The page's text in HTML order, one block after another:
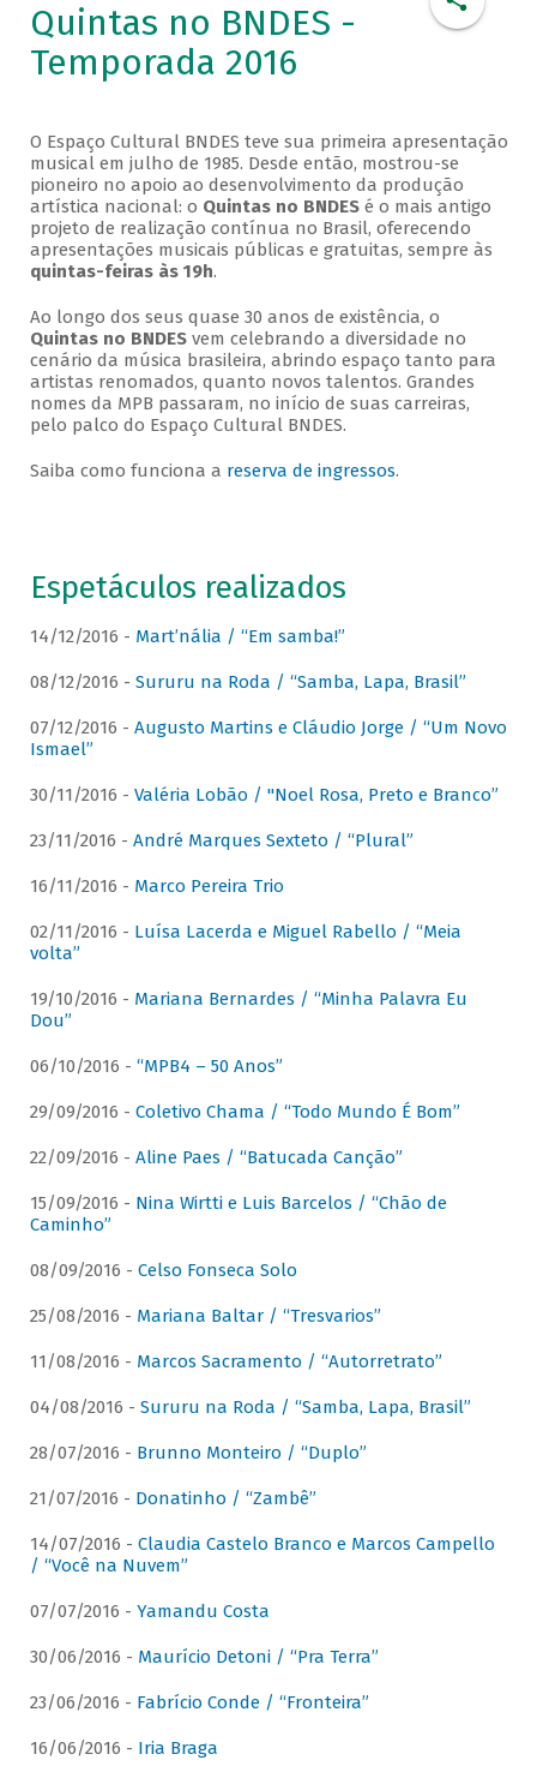
Quintas no BNDES -
Temporada 2016
O Espaço Cultural BNDES teve sua primeira apresentação
musical em julho de 1985. Desde então, mostrou-se
pioneiro no apoio ao desenvolvimento da produção
artística nacional: o Quintas no BNDESé o mais antigo
projeto de realização contínua no Brasil, oferecendo
apresentações musicais públicas e gratuitas, sempre às
quintas-feiras às 19h.
Ao longo dos seus quase 30 anos de existência, o
Quintas no BNDESvem celebrando a diversidade no
cenário da música brasileira, abrindo espaço tanto para
artistas renomados, quanto novos talentos. Grandes
nomes da MPB passaram, no início de suas carreiras,
pelo palco do Espaço Cultural BNDES.
Saiba como funciona a reserva de ingressos.
Espetáculos realizados
14/12/2016 - Mart’nália / “Em samba!”
08/12/2016 - Sururu na Roda / “Samba, Lapa, Brasil”
07/12/2016 - Augusto Martins e Cláudio Jorge / “Um Novo
Ismael”
30/11/2016 - Valéria Lobão / "Noel Rosa, Preto e Branco”
23/11/2016 - André Marques Sexteto / “Plural”
16/11/2016 - Marco Pereira Trio
02/11/2016 - Luísa Lacerda e Miguel Rabello / “Meia
volta”
19/10/2016 - Mariana Bernardes / “Minha Palavra Eu
Dou”
06/10/2016 - “MPB4 – 50 Anos”
29/09/2016 - Coletivo Chama / “Todo Mundo É Bom”
22/09/2016 - Aline Paes / “Batucada Canção”
15/09/2016 - Nina Wirtti e Luis Barcelos / “Chão de
Caminho”
08/09/2016 - Celso Fonseca Solo
25/08/2016 - Mariana Baltar / “Tresvarios”
11/08/2016 - Marcos Sacramento / “Autorretrato”
04/08/2016 - Sururu na Roda / “Samba, Lapa, Brasil”
28/07/2016 - Brunno Monteiro / “Duplo”
21/07/2016 - Donatinho / “Zambê”
14/07/2016 - Claudia Castelo Branco e Marcos Campello
/ “Você na Nuvem”
07/07/2016 - Yamandu Costa
30/06/2016 - Maurício Detoni / “Pra Terra”
23/06/2016 - Fabrício Conde / “Fronteira”
16/06/2016 - Iria Braga